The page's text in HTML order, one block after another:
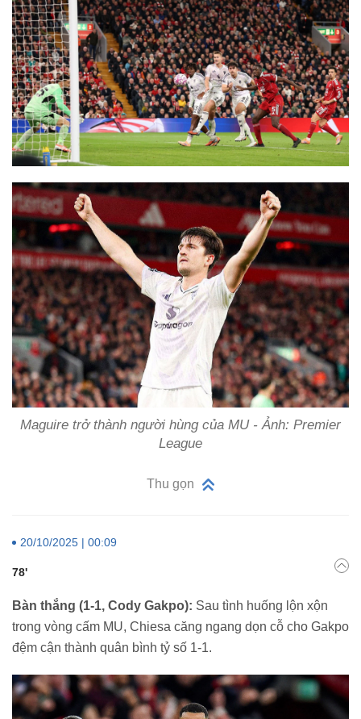
Maguire trở thành người hùng của MU - Ảnh: Premier
League
Thu gọn
20/10/2025 | 00:09
78'
Bàn thắng (1-1, Cody Gakpo): Sau tình huống lộn xộn
trong vòng cấm MU, Chiesa căng ngang dọn cỗ cho Gakpo
đệm cận thành quân bình tỷ số 1-1.